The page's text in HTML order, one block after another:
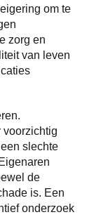
om te
zorg en
van leven
voorzichtig
slechte
de
is. Een
onderzoek